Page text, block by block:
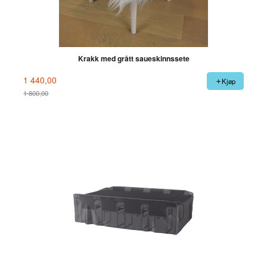
Krakk med grått saueskinnssete
1 440,00
1 800,00
Kjøp